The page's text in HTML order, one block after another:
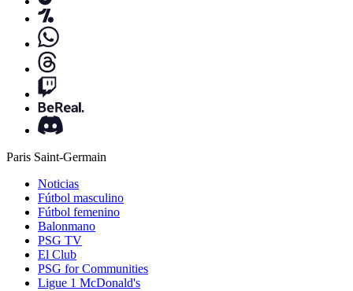
Paris Saint-Germain
Noticias
Fútbol masculino
Fútbol femenino
Balonmano
PSG TV
El Club
PSG for Communities
Ligue 1 McDonald's